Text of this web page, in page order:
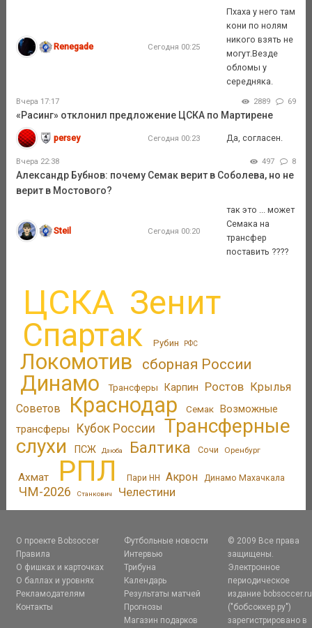
Renegade Сегодня 00:25
Пхаха у него там
кони по нолям
никого взять не
могут.Везде
обломы у
середняка.
Вчера 17:17 2889 69
«Расинг» отклонил предложение ЦСКА по Мартирене
persey Сегодня 00:23 Да, согласен.
Вчера 22:38 497 8
Александр Бубнов: почему Семак верит в Соболева, но не
верит в Мостового?
Steil Сегодня 00:20
так это ... может
Семака на
трансфер
поставить ????
ЦСКА Зенит
Спартак Рубин РФС
Локомотив сборная России
Динамо Трансферы Карпин Ростов Крылья
Советов
Краснодар Семак Возможные
трансферы
Кубок России
Трансферные
слухи
ПСЖ Дзюба Балтика Сочи Оренбург
Ахмат РПЛ Пари НН Акрон Динамо Махачкала
ЧМ-2026 Станкович Челестини
О проекте Bobsoccer
Правила
О фишках и карточках
О баллах и уровнях
Рекламодателям
Контакты
Футбольные новости
Интервью
Трибуна
Календарь
Результаты матчей
Прогнозы
Магазин подарков
© 2009 Все права
защищены.
Электронное
периодическое
издание bobsoccer.ru
("бобсоккер.ру")
зарегистрировано в